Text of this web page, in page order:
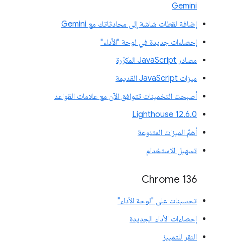
Gemini
إضافة لقطات شاشة إلى محادثاتك مع Gemini
إحصاءات جديدة في لوحة "الأداء"
مصادر JavaScript المكرّرة
ميزات JavaScript القديمة
أصبحت التخمينات تتوافق الآن مع علامات القواعد
‫Lighthouse 12.6.0
أهمّ الميزات المتنوعة
تسهيل الاستخدام
Chrome 136
تحسينات على "لوحة الأداء"
إحصاءات الأداء الجديدة
النقر للتمييز